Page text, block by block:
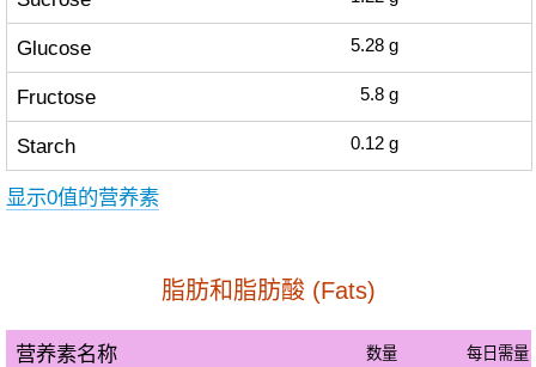
Glucose 5.28 g
Fructose 5.8 g
Starch 0.12 g
显示0值的营养素
脂肪和脂肪酸 (Fats)
营养素名称 数量 每日需量